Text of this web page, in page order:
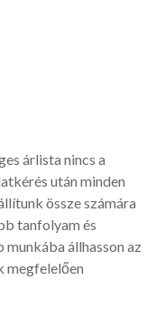
árlista nincs a
után minden
össze számára
tanfolyam és
állhasson az
megfelelően